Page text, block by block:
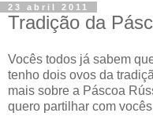
23 abril 2011
Tradição da
Vocês todos já sabem
tenho dois ovos da
mais sobre a Páscoa
quero partilhar com